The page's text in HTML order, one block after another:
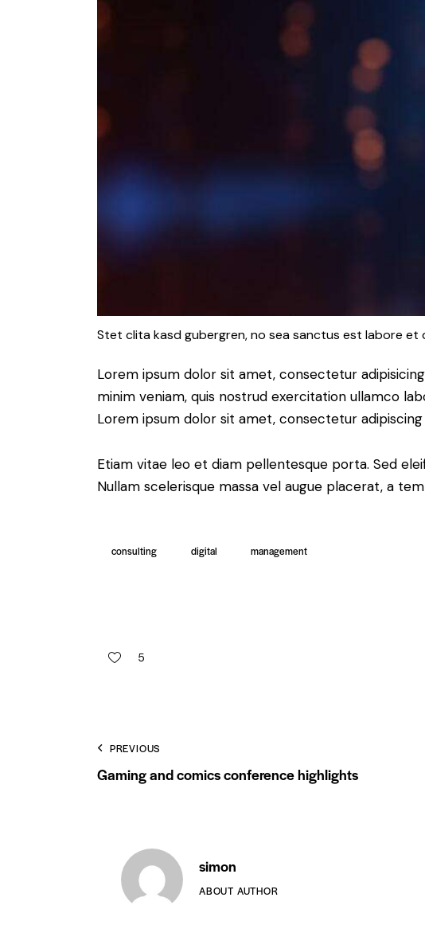
Stet clita kasd gubergren, no sea sanctus est labore et
Lorem ipsum dolor sit amet, consectetur
minim veniam, quis nostrud exercitation ullamco
Lorem ipsum dolor sit amet, consectetur adipiscing
Etiam vitae leo et diam pellentesque porta. Sed
Nullam scelerisque massa vel augue placerat, a
consulting digital management
5
PREVIOUS
Gaming and comics conference highlights
simon
ABOUT AUTHOR